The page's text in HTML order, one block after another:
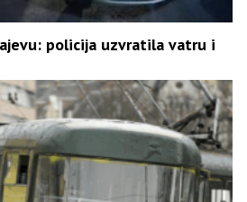
policija uzvratila vatru i